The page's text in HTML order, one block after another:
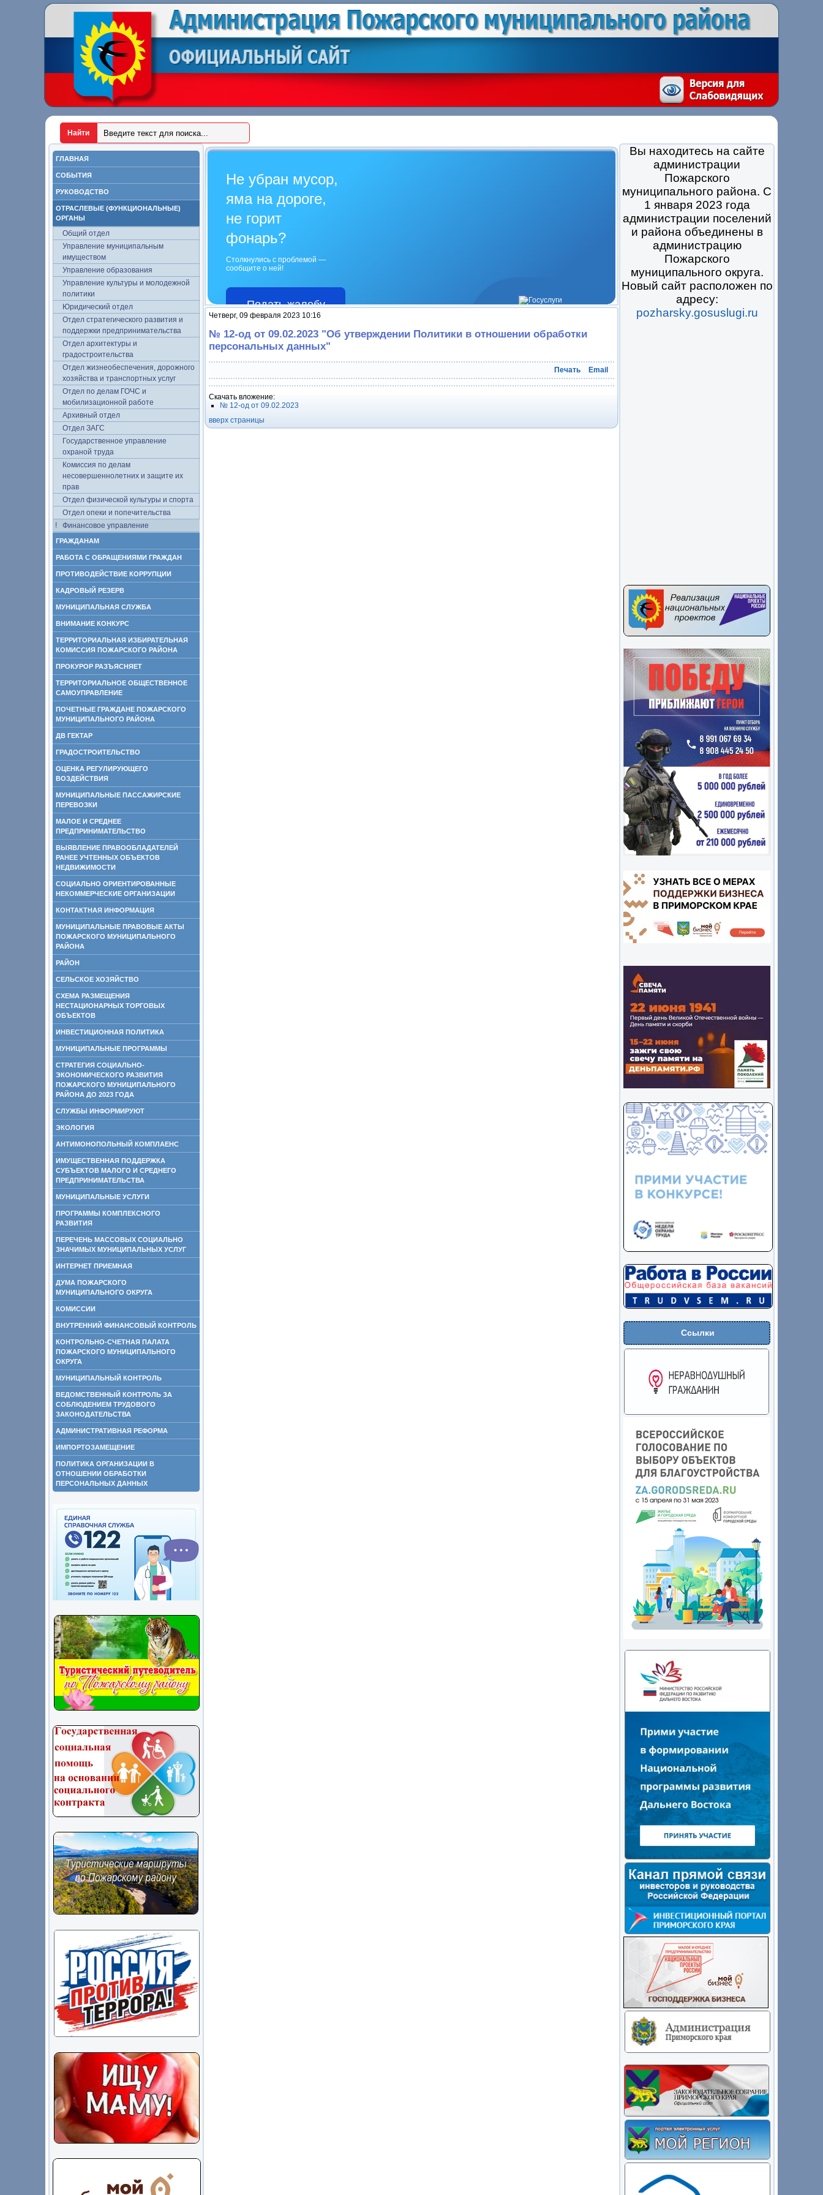
ГЛАВНАЯ
СОБЫТИЯ
РУКОВОДСТВО
ОТРАСЛЕВЫЕ (ФУНКЦИОНАЛЬНЫЕ)
ОРГАНЫ
Общий отдел
Управление муниципальным
имуществом
Управление образования
Управление культуры и молодежной
политики
Юридический отдел
Отдел стратегического развития и
поддержки предпринимательства
Отдел архитектуры и
градостроительства
Отдел жизнеобеспечения, дорожного
хозяйства и транспортных услуг
Отдел по делам ГОЧС и
мобилизационной работе
Архивный отдел
Отдел ЗАГС
Государственное управление
охраной труда
Комиссия по делам
несовершеннолетних и защите их
прав
Отдел физической культуры и спорта
Отдел опеки и попечительства
Финансовое управление
ГРАЖДАНАМ
РАБОТА С ОБРАЩЕНИЯМИ ГРАЖДАН
ПРОТИВОДЕЙСТВИЕ КОРРУПЦИИ
КАДРОВЫЙ РЕЗЕРВ
МУНИЦИПАЛЬНАЯ СЛУЖБА
ВНИМАНИЕ КОНКУРС
ТЕРРИТОРИАЛЬНАЯ ИЗБИРАТЕЛЬНАЯ
КОМИССИЯ ПОЖАРСКОГО РАЙОНА
ПРОКУРОР РАЗЪЯСНЯЕТ
ТЕРРИТОРИАЛЬНОЕ ОБЩЕСТВЕННОЕ
САМОУПРАВЛЕНИЕ
ПОЧЕТНЫЕ ГРАЖДАНЕ ПОЖАРСКОГО
МУНИЦИПАЛЬНОГО РАЙОНА
ДВ ГЕКТАР
ГРАДОСТРОИТЕЛЬСТВО
ОЦЕНКА РЕГУЛИРУЮЩЕГО
ВОЗДЕЙСТВИЯ
МУНИЦИПАЛЬНЫЕ ПАССАЖИРСКИЕ
ПЕРЕВОЗКИ
МАЛОЕ И СРЕДНЕЕ
ПРЕДПРИНИМАТЕЛЬСТВО
ВЫЯВЛЕНИЕ ПРАВООБЛАДАТЕЛЕЙ
РАНЕЕ УЧТЕННЫХ ОБЪЕКТОВ
НЕДВИЖИМОСТИ
СОЦИАЛЬНО ОРИЕНТИРОВАННЫЕ
НЕКОММЕРЧЕСКИЕ ОРГАНИЗАЦИИ
КОНТАКТНАЯ ИНФОРМАЦИЯ
МУНИЦИПАЛЬНЫЕ ПРАВОВЫЕ АКТЫ
ПОЖАРСКОГО МУНИЦИПАЛЬНОГО
РАЙОНА
РАЙОН
СЕЛЬСКОЕ ХОЗЯЙСТВО
СХЕМА РАЗМЕЩЕНИЯ
НЕСТАЦИОНАРНЫХ ТОРГОВЫХ
ОБЪЕКТОВ
ИНВЕСТИЦИОННАЯ ПОЛИТИКА
МУНИЦИПАЛЬНЫЕ ПРОГРАММЫ
СТРАТЕГИЯ СОЦИАЛЬНО-
ЭКОНОМИЧЕСКОГО РАЗВИТИЯ
ПОЖАРСКОГО МУНИЦИПАЛЬНОГО
РАЙОНА ДО 2023 ГОДА
СЛУЖБЫ ИНФОРМИРУЮТ
ЭКОЛОГИЯ
АНТИМОНОПОЛЬНЫЙ КОМПЛАЕНС
ИМУЩЕСТВЕННАЯ ПОДДЕРЖКА
СУБЪЕКТОВ МАЛОГО И СРЕДНЕГО
ПРЕДПРИНИМАТЕЛЬСТВА
МУНИЦИПАЛЬНЫЕ УСЛУГИ
ПРОГРАММЫ КОМПЛЕКСНОГО
РАЗВИТИЯ
ПЕРЕЧЕНЬ МАССОВЫХ СОЦИАЛЬНО
ЗНАЧИМЫХ МУНИЦИПАЛЬНЫХ УСЛУГ
ИНТЕРНЕТ ПРИЕМНАЯ
ДУМА ПОЖАРСКОГО
МУНИЦИПАЛЬНОГО ОКРУГА
КОМИССИИ
ВНУТРЕННИЙ ФИНАНСОВЫЙ КОНТРОЛЬ
КОНТРОЛЬНО-СЧЕТНАЯ ПАЛАТА
ПОЖАРСКОГО МУНИЦИПАЛЬНОГО
ОКРУГА
МУНИЦИПАЛЬНЫЙ КОНТРОЛЬ
ВЕДОМСТВЕННЫЙ КОНТРОЛЬ ЗА
СОБЛЮДЕНИЕМ ТРУДОВОГО
ЗАКОНОДАТЕЛЬСТВА
АДМИНИСТРАТИВНАЯ РЕФОРМА
ИМПОРТОЗАМЕЩЕНИЕ
ПОЛИТИКА ОРГАНИЗАЦИИ В
ОТНОШЕНИИ ОБРАБОТКИ
ПЕРСОНАЛЬНЫХ ДАННЫХ
Вы находитесь на сайте
администрации
Пожарского
муниципального района. С
1 января 2023 года
администрации поселений
и района объединены в
администрацию
Пожарского
муниципального округа.
Новый сайт расположен по
адресу:
pozharsky.gosuslugi.ru
Ссылки
Не убран мусор,
яма на дороге,
не горит
фонарь?
Столкнулись с проблемой —
сообщите о ней!
Подать жалобу
Четверг, 09 февраля 2023 10:16
№ 12-од от 09.02.2023 "Об утверждении Политики в отношении обработки
персональных данных"
Печать Email
Скачать вложение:
№ 12-од от 09.02.2023
вверх страницы